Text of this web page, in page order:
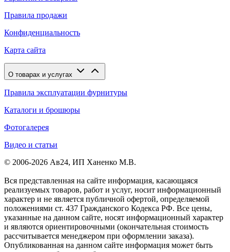
Правила продажи
Конфиденциальность
Карта сайта
О товарах и услугах
Правила эксплуатации фурнитуры
Каталоги и брошюры
Фотогалерея
Видео и статьи
© 2006-2026 Ав24, ИП Ханенко М.В.
Вся представленная на сайте информация, касающаяся
реализуемых товаров, работ и услуг, носит информационный
характер и не является публичной офертой, определяемой
положениями ст. 437 Гражданского Кодекса РФ. Все цены,
указанные на данном сайте, носят информационный характер
и являются ориентировочными (окончательная стоимость
рассчитывается менеджером при оформлении заказа).
Опубликованная на данном сайте информация может быть